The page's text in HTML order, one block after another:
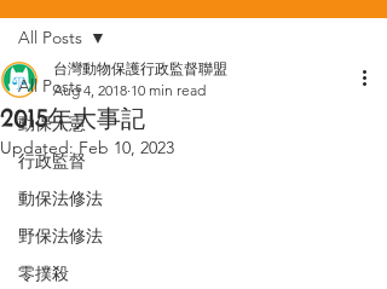
All Posts
動保入憲
行政監督
動保法修法
野保法修法
零撲殺
All Posts
2015年大事記
台灣動物保護行政監督聯盟
Aug 4, 2018 10 min read
Updated: Feb 10, 2023